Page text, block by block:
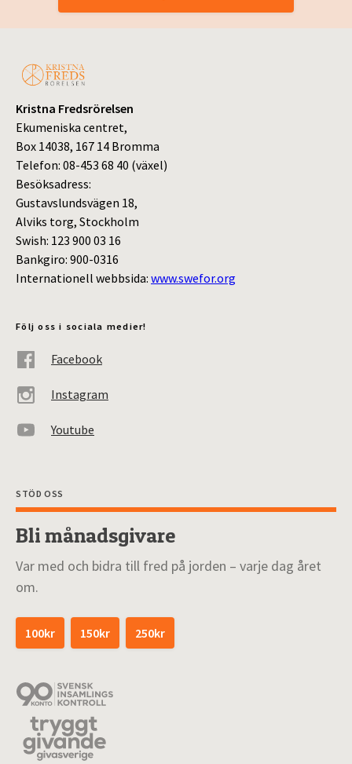
Kristna Fredsrörelsen
Ekumeniska centret,
Box 14038, 167 14 Bromma
Telefon: 08-453 68 40 (växel)
Besöksadress:
Gustavslundsvägen 18,
Alviks torg, Stockholm
Swish: 123 900 03 16
Bankgiro: 900-0316
Internationell webbsida: www.swefor.org
Följ oss i sociala medier!
Facebook
Instagram
Youtube
STÖD OSS
Bli månadsgivare
Var med och bidra till fred på jorden – varje dag året
om.
100kr 150kr 250kr